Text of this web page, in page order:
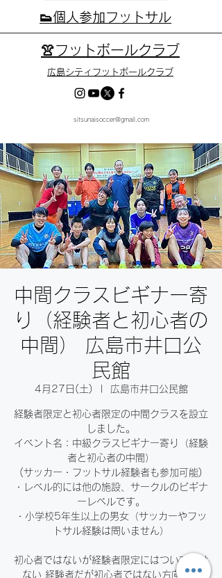
👟個人参加フットサル
👚フットボールクラブ
広島シティフットボールクラブ
sitsunaisoccer@gmail.com
中間クラスビギナー寄
り（経験者と初心者の
中間） 広島市井口公
民館
4月27日(土) 広島市井口公民館
経験者限定と初心者限定の中間クラスを設立
しました。
イベント名：中級クラスビギナー寄り（経験
者と初心者の中間）
(サッカー・フットサル経験者も参加可能)
・レベル的には他の施設、サークルのビギナ
ーレベルです。
・小学校5年生以上の男女（サッカーやフッ
トサル経験は問いません）
初心者ではないが経験者限定にはついていけ
ない 経験者だが初心者ではない方向けで